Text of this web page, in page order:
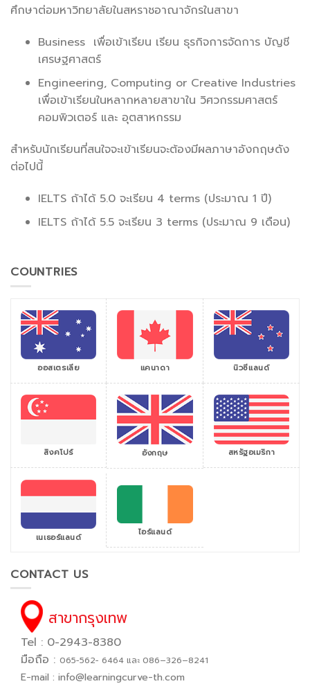
ศึกษาต่อมหาวิทยาลัยในสหราชอาณาจักรในสาขา
Business เพื่อเข้าเรียน เรียน ธุรกิจการจัดการ บัญชี
เศรษฐศาสตร์
Engineering, Computing or Creative Industries
เพื่อเข้าเรียนในหลากหลายสาขาใน วิศวกรรมศาสตร์
คอมพิวเตอร์ และ อุตสาหกรรม
สำหรับนักเรียนที่สนใจจะเข้าเรียนจะต้องมีผลภาษาอังกฤษดัง
ต่อไปนี้
IELTS ถ้าได้ 5.0 จะเรียน 4 terms (ประมาณ 1 ปี)
IELTS ถ้าได้ 5.5 จะเรียน 3 terms (ประมาณ 9 เดือน)
COUNTRIES
ออสเตรเลีย แคนาดา นิวซีแลนด์
สิงคโปร์ อังกฤษ สหรัฐอเมริกา
เนเธอร์แลนด์ ไอร์แลนด์
CONTACT US
สาขากรุงเทพ
Tel : 0-2943-8380
มือถือ : 065−562− 6464 และ 086–326–8241
E-mail : info@learningcurve-th.com